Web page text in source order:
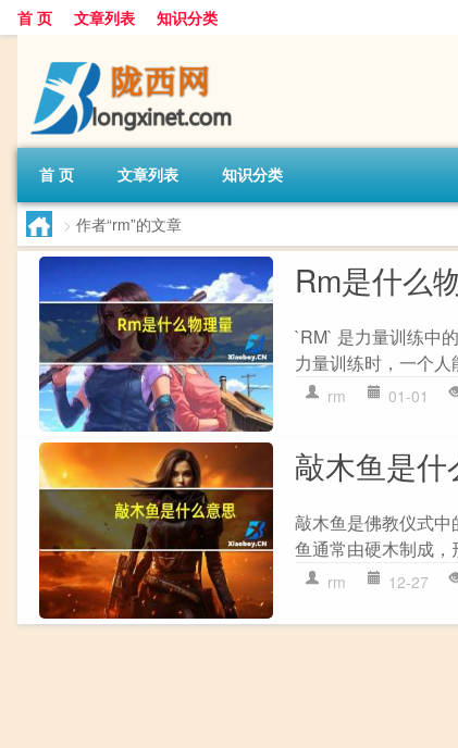
首 页 文章列表 知识分类
首 页 文章列表 知识分类
> 作者“rm”的文章
Rm是什么
`RM` 是力量训练中
力量训练时，一个
rm 01-01
敲木鱼是什
敲木鱼是佛教仪式
鱼通常由硬木制成
rm 12-27